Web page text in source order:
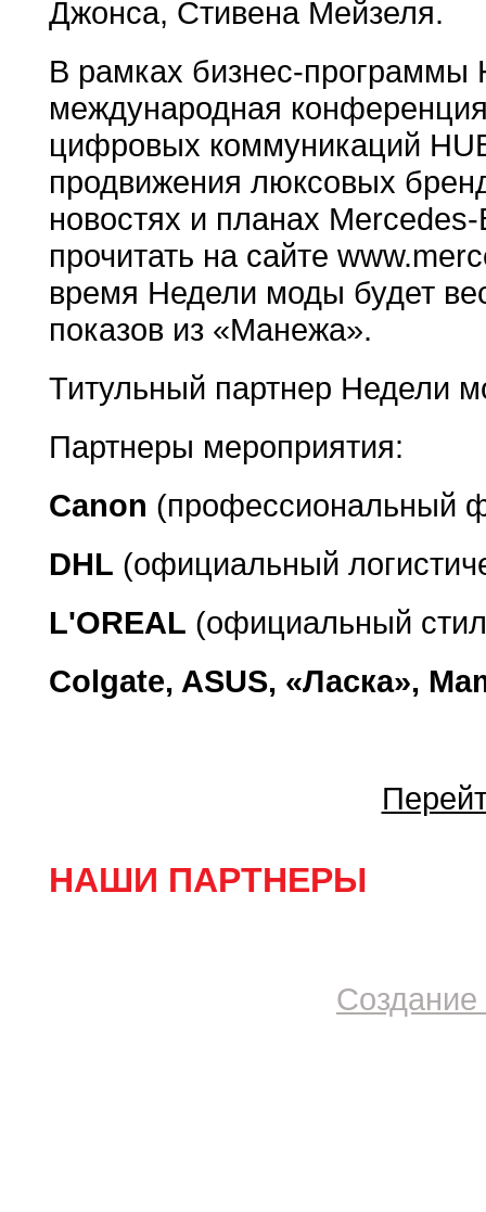
Джонса, Стивена Мейзеля.
В рамках бизнес-
международная
цифровых коммуникаций
продвижения люксовых
новостях и планах
прочитать на сайте
время Недели моды будет
показов из «Манежа».
Титульный партнер Недели
Партнеры мероприятия:
Canon (профессиональный
DHL (официальный
L'OREAL (официальный
Colgate, ASUS, «Ласка»,
НАШИ ПАРТНЕРЫ
Создание